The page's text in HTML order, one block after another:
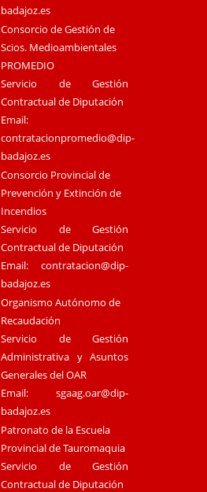
badajoz.es
Consorcio de Gestión de
Scios. Medioambientales
PROMEDIO
Servicio de Gestión
Contractual de Diputación
Email:
contratacionpromedio@dip-
badajoz.es
Consorcio Provincial de
Prevención y Extinción de
Incendios
Servicio de Gestión
Contractual de Diputación
Email:contratacion@dip-
badajoz.es
Organismo Autónomo de
Recaudación
Servicio de Gestión
Administrativa y Asuntos
Generales del OAR
Email:sgaag.oar@dip-
badajoz.es
Patronato de la Escuela
Provincial de Tauromaquia
Servicio de Gestión
Contractual de Diputación